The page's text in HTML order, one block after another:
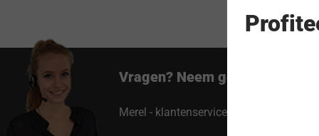
Vragen? Neem gerust contact
Merel - klantenservice